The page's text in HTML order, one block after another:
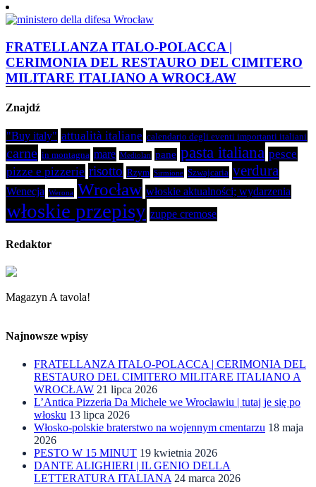
FRATELLANZA ITALO-POLACCA |
CERIMONIA DEL RESTAURO DEL CIMITERO
MILITARE ITALIANO A WROCŁAW
Znajdź
"Buy italy" attualità italiane calendario degli eventi importanti italiani
carne in montagna mare Mediolan pane pasta italiana pesce
pizze e pizzerie risotto Rzym Sirmione Szwajcaria verdura
Wenecja Werona Wrocław włoskie aktualności; wydarzenia
włoskie przepisy zuppe cremose
Redaktor
Magazyn A tavola!
Najnowsze wpisy
FRATELLANZA ITALO-POLACCA | CERIMONIA DEL
RESTAURO DEL CIMITERO MILITARE ITALIANO A
WROCŁAW 21 lipca 2026
L’Antica Pizzeria Da Michele we Wrocławiu | tutaj je się po
włosku 13 lipca 2026
Włosko-polskie braterstwo na wojennym cmentarzu 18 maja
2026
PESTO W 15 MINUT 19 kwietnia 2026
DANTE ALIGHIERI | IL GENIO DELLA
LETTERATURA ITALIANA 24 marca 2026